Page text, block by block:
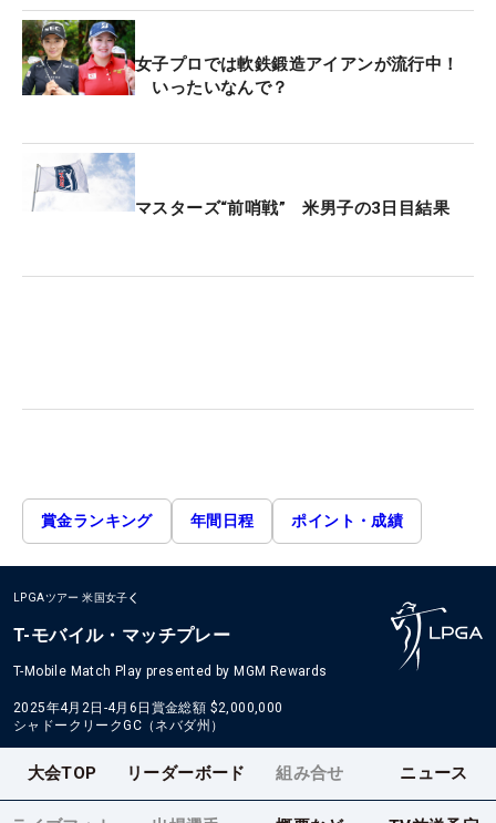
女子プロでは軟鉄鍛造アイアンが流行中！
いったいなんで？
マスターズ“前哨戦” 米男子の3日目結果
賞金ランキング 年間日程 ポイント・成績
LPGAツアー 米国女子
T-モバイル・マッチプレー
T-Mobile Match Play presented by MGM Rewards
2025年4月2日-4月6日 賞金総額 $2,000,000
シャドークリークGC（ネバダ州）
大会TOP リーダーボード 組み合せ ニュース